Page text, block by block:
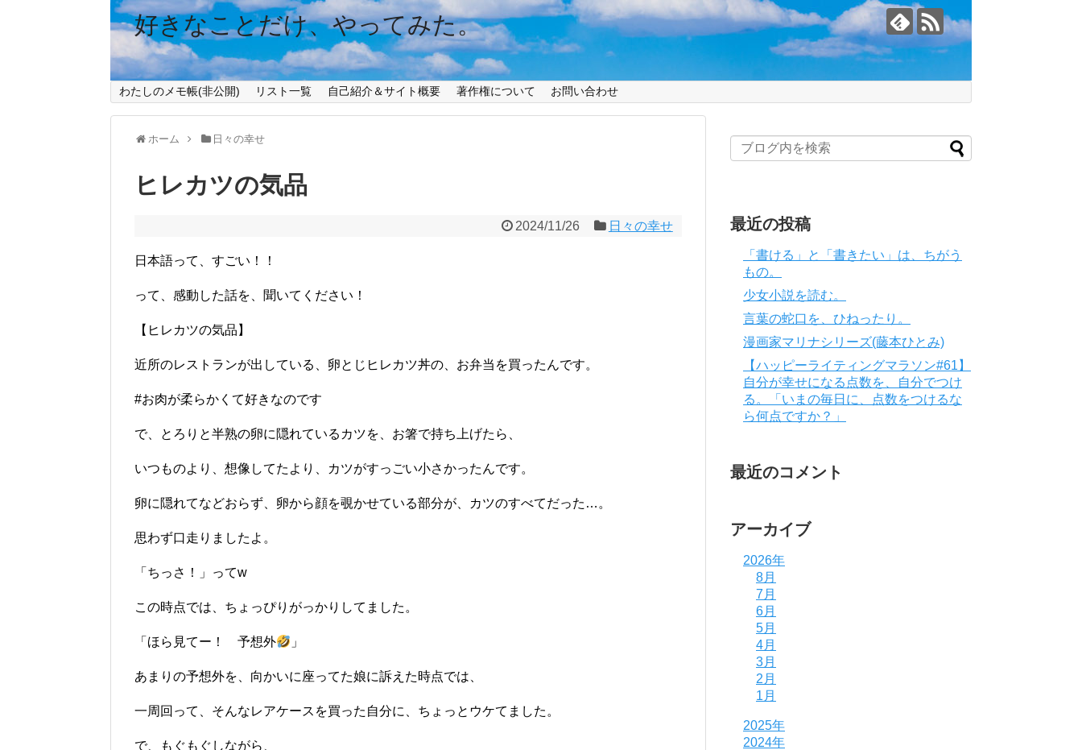
好きなことだけ、やってみた。
わたしのメモ帳(非公開) リスト一覧 自己紹介＆サイト概要 著作権について お問い合わせ
ホーム 日々の幸せ
ヒレカツの気品
2024/11/26 日々の幸せ
日本語って、すごい！！
って、感動した話を、聞いてください！
【ヒレカツの気品】
近所のレストランが出している、卵とじヒレカツ丼の、お弁当を買ったんです。
#お肉が柔らかくて好きなのです
で、とろりと半熟の卵に隠れているカツを、お箸で持ち上げたら、
いつものより、想像してたより、カツがすっごい小さかったんです。
卵に隠れてなどおらず、卵から顔を覗かせている部分が、カツのすべてだった…。
思わず口走りましたよ。
「ちっさ！」ってw
この時点では、ちょっぴりがっかりしてました。
「ほら見てー！ 予想外 」
あまりの予想外を、向かいに座ってた娘に訴えた時点では、
一周回って、そんなレアケースを買った自分に、ちょっとウケてました。
で、もぐもぐしながら、
最近の投稿
「書ける」と「書きたい」は、ちがう
もの。
少女小説を読む。
言葉の蛇口を、ひねったり。
漫画家マリナシリーズ(藤本ひとみ)
【ハッピーライティングマラソン#61】
自分が幸せになる点数を、自分でつけ
る。「いまの毎日に、点数をつけるな
ら何点ですか？」
最近のコメント
アーカイブ
2026年
8月
7月
6月
5月
4月
3月
2月
1月
2025年
2024年